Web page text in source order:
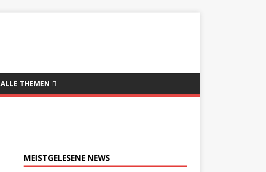
ALLE THEMEN
MEISTGELESENE NEWS